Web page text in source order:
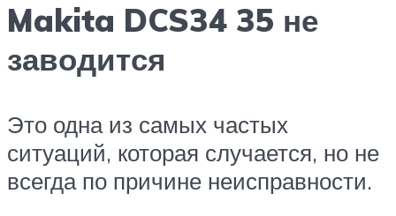
Makita DCS34 35 не
заводится
Это одна из самых частых
ситуаций, которая случается, но не
всегда по причине неисправности.